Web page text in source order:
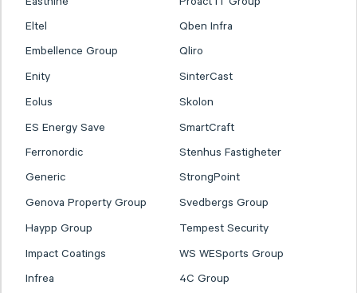
Eltel
Qben Infra
Embellence Group
Qliro
Enity
SinterCast
Eolus
Skolon
ES Energy Save
SmartCraft
Ferronordic
Stenhus Fastigheter
Generic
StrongPoint
Genova Property Group
Svedbergs Group
Haypp Group
Tempest Security
Impact Coatings
WS WESports Group
Infrea
4C Group